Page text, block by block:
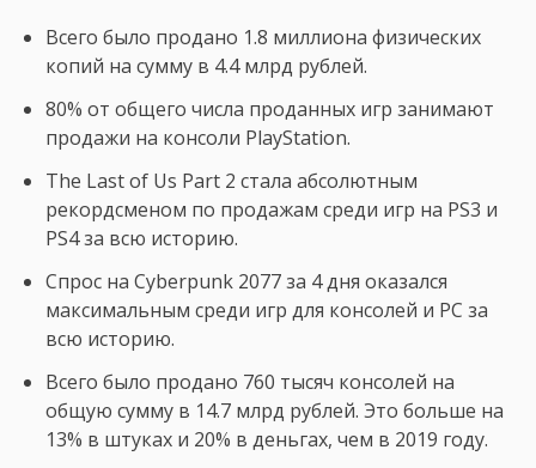
Всего было продано 1.8 миллиона физических
копий на сумму в 4.4 млрд рублей.
80% от общего числа проданных игр занимают
продажи на консоли PlayStation.
The Last of Us Part 2 стала абсолютным
рекордсменом по продажам среди игр на PS3 и
PS4 за всю историю.
Спрос на Cyberpunk 2077 за 4 дня оказался
максимальным среди игр для консолей и PC за
всю историю.
Всего было продано 760 тысяч консолей на
общую сумму в 14.7 млрд рублей. Это больше на
13% в штуках и 20% в деньгах, чем в 2019 году.